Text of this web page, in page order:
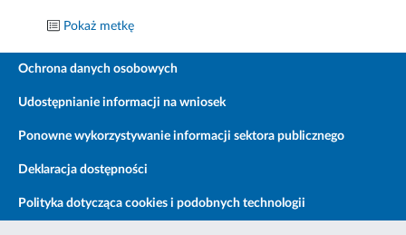
Pokaż metkę
Ochrona danych osobowych
Udostępnianie informacji na wniosek
Ponowne wykorzystywanie informacji sektora publicznego
Deklaracja dostępności
Polityka dotycząca cookies i podobnych technologii